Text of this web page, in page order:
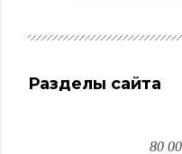
Разделы сайта
80